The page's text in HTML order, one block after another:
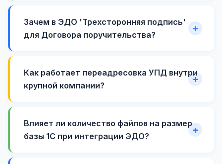
Зачем в ЭДО 'Трехсторонняя подпись'
для Договора поручительства?
Как работает переадресовка УПД внутри
крупной компании?
Влияет ли количество файлов на размер
базы 1С при интеграции ЭДО?